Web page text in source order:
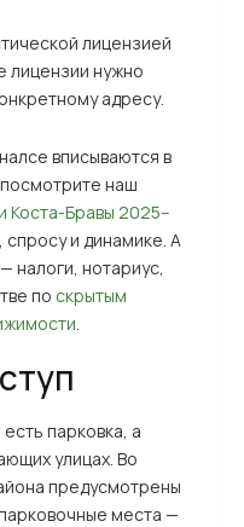
лицензией
лицензии нужно
адресу.
вписываются в
наш
Коста-Бравы 2025–
и динамике. А
налоги, нотариус,
по скрытым
парковка, а
улицах. Во
предусмотрены
места —